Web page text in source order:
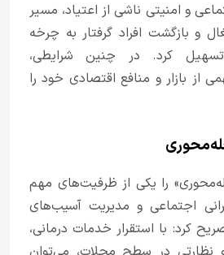
و امنیتی ناشی از اعتیاد، مسیر
و بازگشت افراد گرفتار به چرخه
کرد. در چنین شرایطی،
بازار و منافع اقتصادی خود را
را یکی از ظرفیت‌های مهم
اجتماعی و مدیریت آسیب‌های
کرد: با استقرار خدمات درمانی،